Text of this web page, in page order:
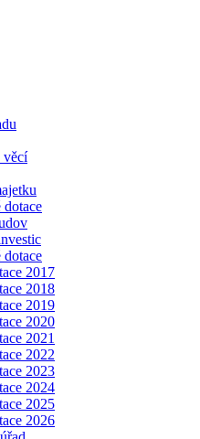
věcí
dotace
dotace
2017
2018
2019
2020
2021
2022
2023
2024
2025
2026